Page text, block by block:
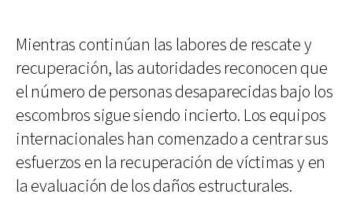
Mientras continúan las labores de rescate y
recuperación, las autoridades reconocen que
el número de personas desaparecidas bajo los
escombros sigue siendo incierto. Los equipos
internacionales han comenzado a centrar sus
esfuerzos en la recuperación de víctimas y en
la evaluación de los daños estructurales.